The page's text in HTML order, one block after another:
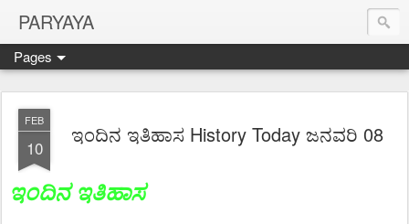
PARYAYA
Pages
FEB
10
ಇಂದಿನ ಇತಿಹಾಸ History Today ಜನವರಿ 08
ಇಂದಿನ ಇತಿಹಾಸ